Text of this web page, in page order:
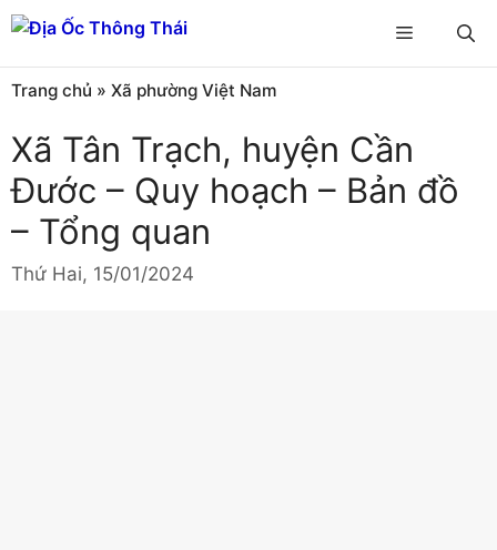
Chuyển
đến
nội
dung
Menu
Trang chủ » Xã phường Việt Nam
Xã Tân Trạch, huyện Cần
Đước – Quy hoạch – Bản đồ
– Tổng quan
Thứ Hai, 15/01/2024